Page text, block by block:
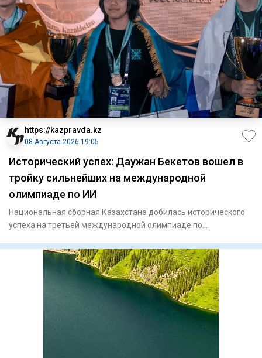
https://kazpravda.kz
08 Августа 2026 19:05
Исторический успех: Даужан Бекетов вошел в
тройку сильнейших на международной
олимпиаде по ИИ
Национальная сборная Казахстана добилась исторического
успеха на третьей международной олимпиаде по